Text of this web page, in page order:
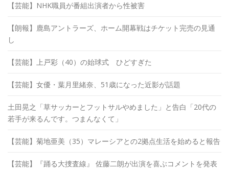
【芸能】NHK職員が番組出演者から性被害
【朗報】鹿島アントラーズ、ホーム開幕戦はチケット完売の見通
し
【芸能】上戸彩（40）の始球式 ひどすぎた
【芸能】女優・葉月里緒奈、51歳になった近影が話題
土田晃之「草サッカーとフットサルやめました」と告白「20代の
若手が来るんです。つまんなくて」
【芸能】菊地亜美（35）マレーシアとの2拠点生活を始めると報告
【芸能】『踊る大捜査線』 佐藤二朗が出演を喜ぶコメントを発表